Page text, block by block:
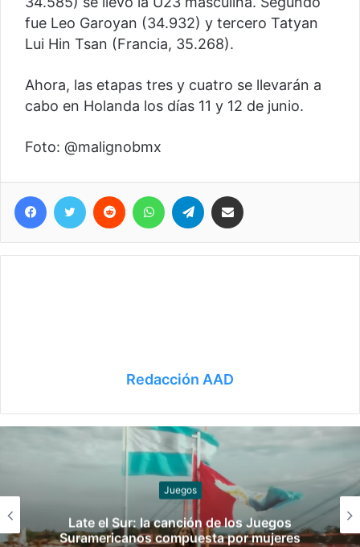
fue Leo Garoyan (34.932) y tercero Tatyan
Lui Hin Tsan (Francia, 35.268).
Ahora, las etapas tres y cuatro se llevarán a
cabo en Holanda los días 11 y 12 de junio.
Foto: @malignobmx
Facebook
Twitter Reddit WhatsAppTelegram
Redacción AAD
Slider
¡Ellos son! Los boxeadores argentinos que
pelearán en los Juegos Suramericanos